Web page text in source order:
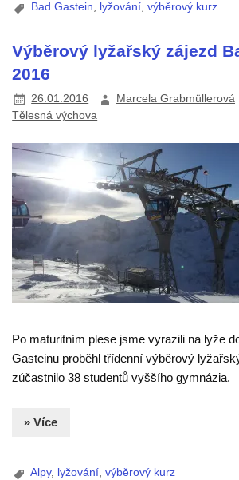
Bad Gastein, lyžování,výběrový kurz
Výběrový lyžařský zájezd
2016
26.01.2016 Marcela Grabmüllerová
Tělesná výchova
Po maturitním plese jsme vyrazili na lyže
Gasteinu proběhl třídenní výběrový
zúčastnilo 38 studentů vyššího gymnázia.
» Více
Alpy, lyžování,výběrový kurz